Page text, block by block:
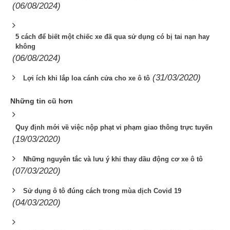
(06/08/2024)
5 cách để biết một chiếc xe đã qua sử dụng có bị tai nạn hay
không
(06/08/2024)
Lợi ích khi lắp loa cánh cửa cho xe ô tô (31/03/2020)
Những tin cũ hơn
Quy định mới về việc nộp phạt vi phạm giao thông trực tuyến
(19/03/2020)
Những nguyên tắc và lưu ý khi thay dầu động cơ xe ô tô
(07/03/2020)
Sử dụng ô tô đúng cách trong mùa dịch Covid 19
(04/03/2020)